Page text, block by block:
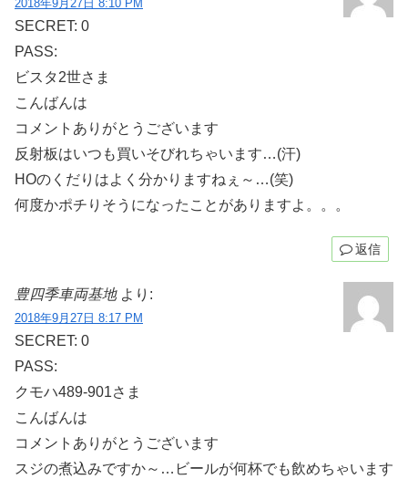
2018年9月27日 8:10 PM
SECRET: 0
PASS:
ビスタ2世さま
こんばんは
コメントありがとうございます
反射板はいつも買いそびれちゃいます…(汗)
HOのくだりはよく分かりますねぇ～…(笑)
何度かポチりそうになったことがありますよ。。。
返信
豊四季車両基地 より:
2018年9月27日 8:17 PM
SECRET: 0
PASS:
クモハ489-901さま
こんばんは
コメントありがとうございます
スジの煮込みですか～…ビールが何杯でも飲めちゃいます